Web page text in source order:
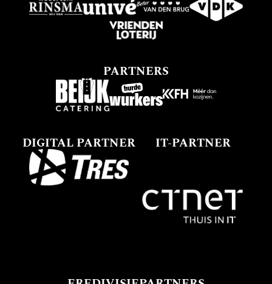
PARTNERS
DIGITAL PARTNER IT-PARTNER